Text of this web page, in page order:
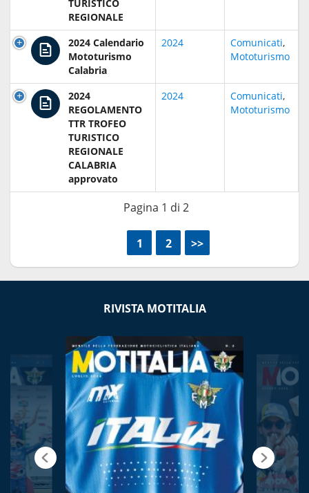
TURISTICO
REGIONALE
2024 Calendario
Mototurismo
Calabria
2024 Comunicati,
Mototurismo
2024
REGOLAMENTO
TTR TROFEO
TURISTICO
REGIONALE
CALABRIA
approvato
2024 Comunicati,
Mototurismo
Pagina 1 di 2
1 2 >>
RIVISTA MOTITALIA